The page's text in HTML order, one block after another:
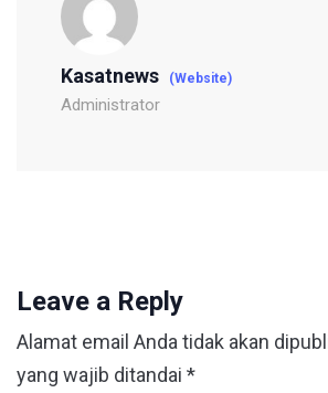
Kasatnews (Website)
Administrator
Leave a Reply
Alamat email Anda tidak akan
yang wajib ditandai *